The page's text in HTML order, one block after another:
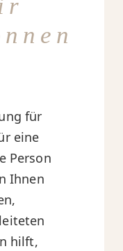
für
eine
Person
Ihnen
hilft,